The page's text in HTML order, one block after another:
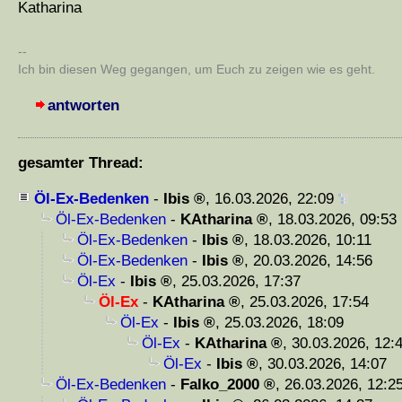
Katharina
--
Ich bin diesen Weg gegangen, um Euch zu zeigen wie es geht.
antworten
gesamter Thread:
Öl-Ex-Bedenken - Ibis , 16.03.2026, 22:09
Öl-Ex-Bedenken - KAtharina , 18.03.2026, 09:53
Öl-Ex-Bedenken - Ibis , 18.03.2026, 10:11
Öl-Ex-Bedenken - Ibis , 20.03.2026, 14:56
Öl-Ex - Ibis , 25.03.2026, 17:37
Öl-Ex - KAtharina , 25.03.2026, 17:54
Öl-Ex - Ibis , 25.03.2026, 18:09
Öl-Ex - KAtharina , 30.03.2026,
Öl-Ex - Ibis , 30.03.2026, 14:07
Öl-Ex-Bedenken - Falko_2000 , 26.03.2026,